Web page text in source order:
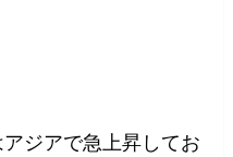
ジアで急上昇してお